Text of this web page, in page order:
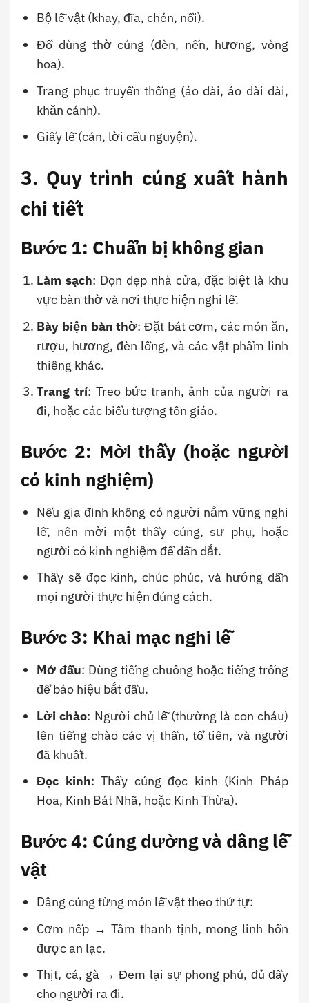
Bộ lễ vật (khay, đĩa, chén, nồi).
Đồ dùng thờ cúng (đèn, nến, hương, vòng
hoa).
Trang phục truyền thống (áo dài, áo dài dài,
khăn cánh).
Giấy lễ (cán, lời cầu nguyện).
3. Quy trình cúng xuất hành
chi tiết
Bước 1: Chuẩn bị không gian
Làm sạch: Dọn dẹp nhà cửa, đặc biệt là khu
vực bàn thờ và nơi thực hiện nghi lễ.
Bày biện bàn thờ: Đặt bát cơm, các món ăn,
rượu, hương, đèn lồng, và các vật phẩm linh
thiêng khác.
Trang trí: Treo bức tranh, ảnh của người ra
đi, hoặc các biểu tượng tôn giáo.
Bước 2: Mời thầy (hoặc người
có kinh nghiệm)
Nếu gia đình không có người nắm vững nghi
lễ, nên mời một thầy cúng, sư phụ, hoặc
người có kinh nghiệm để dẫn dắt.
Thầy sẽ đọc kinh, chúc phúc, và hướng dẫn
mọi người thực hiện đúng cách.
Bước 3: Khai mạc nghi lễ
Mở đầu: Dùng tiếng chuông hoặc tiếng trống
để báo hiệu bắt đầu.
Lời chào: Người chủ lễ (thường là con cháu)
lên tiếng chào các vị thần, tổ tiên, và người
đã khuất.
Đọc kinh: Thầy cúng đọc kinh (Kinh Pháp
Hoa, Kinh Bát Nhã, hoặc Kinh Thừa).
Bước 4: Cúng dường và dâng lễ
vật
Dâng cúng từng món lễ vật theo thứ tự:
Cơm nếp → Tâm thanh tịnh, mong linh hồn
được an lạc.
Thịt, cá, gà → Đem lại sự phong phú, đủ đầy
cho người ra đi.